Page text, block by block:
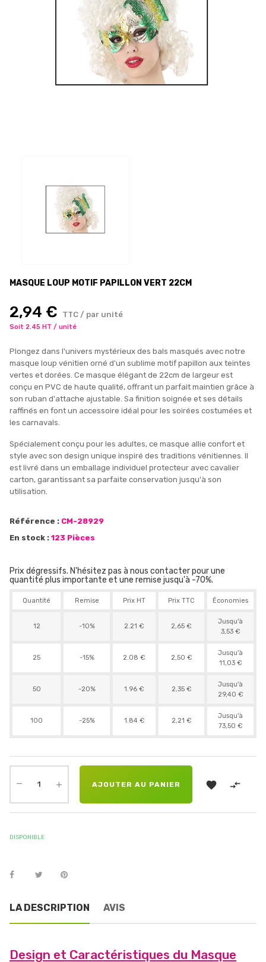
MASQUE LOUP MOTIF PAPILLON VERT 22CM
2,94 € TTC / par unité
Soit 2.45 HT / unité
Plongez dans l'univers mystérieux des bals masqués avec notre
masque loup vénitien orné d'un sublime motif papillon aux teintes
vertes et dorées. Ce masque élégant de 22cm de largeur est
conçu en PVC de haute qualité, offrant un parfait maintien grâce à
son ruban d'attache ajustable. Sa finition soignée et ses détails
raffinés en font un accessoire idéal pour les soirées costumées et
les carnavals.
Spécialement conçu pour les adultes, ce masque allie confort et
style avec son design unique inspiré des traditions vénitiennes. Il
est livré dans un emballage individuel protecteur avec cavalier
carton, garantissant sa parfaite conservation jusqu'à son
utilisation.
Référence : CM-28929
En stock : 123 Pièces
Prix dégressifs. N'hésitez pas à nous contacter pour une
quantité plus importante et une remise jusqu'à -70%.
Quantité Remise Prix HT Prix TTC Économies
12 -10% 2.21 € 2,65 €
Jusqu'à
3,53 €
25 -15% 2.08 € 2,50 €
Jusqu'à
11,03 €
50 -20% 1.96 € 2,35 €
Jusqu'à
29,40 €
100 -25% 1.84 € 2,21 €
Jusqu'à
73,50 €
AJOUTER AU PANIER  
DISPONIBLE
LA DESCRIPTION AVIS
Design et Caractéristiques du Masque